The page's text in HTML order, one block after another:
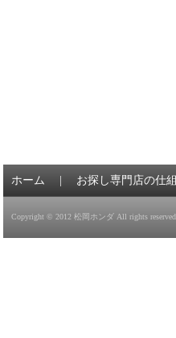
ホーム お探し専門店の仕
Copyright © 2012 松岡ホンダ All rights reserved